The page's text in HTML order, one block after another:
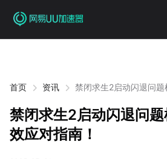
首页 资讯
禁闭求生2启动闪退问
禁闭求生2启动闪退问
效应对指南！